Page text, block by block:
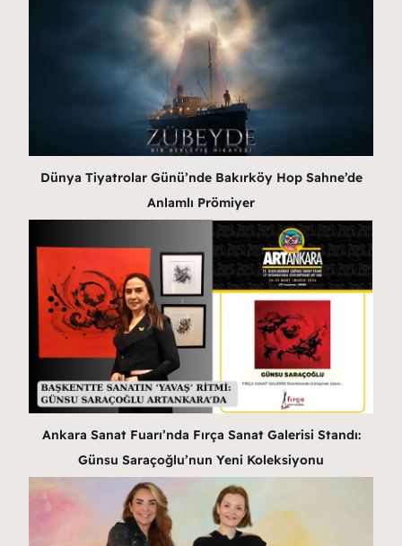
Dünya Tiyatrolar Günü’nde Bakırköy Hop Sahne’de
Anlamlı Prömiyer
Ankara Sanat Fuarı’nda Fırça Sanat Galerisi Standı:
Günsu Saraçoğlu’nun Yeni Koleksiyonu